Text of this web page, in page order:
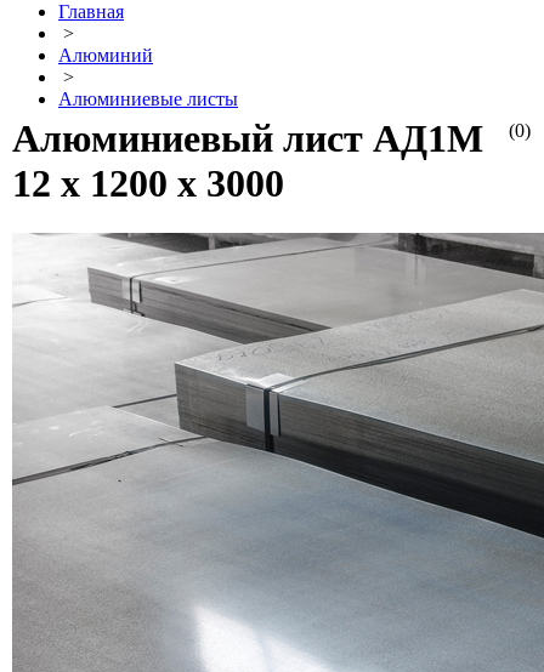
Главная
>
Алюминий
>
Алюминиевые листы
(0)
Алюминиевый лист АД1М
12 х 1200 х 3000